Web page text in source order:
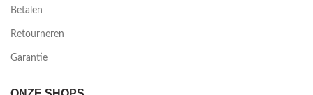
Betalen
Retourneren
Garantie